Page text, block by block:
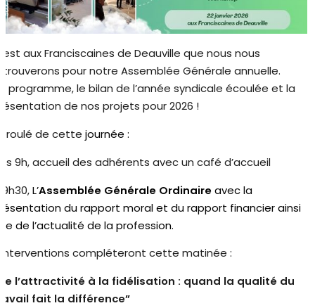
aux Franciscaines de Deauville que nous nous
pour notre Assemblée Générale annuelle.
programme, le bilan de l’année syndicale écoulée et la
de nos projets pour 2026 !
de cette journée :
9h, accueil des adhérents avec un café d’accueil
9h30,L’Assemblée Générale Ordinaire avec la
du rapport moral et du rapport financier ainsi
de l’actualité de la profession.
interventions compléteront cette matinée :
l’attractivité à la fidélisation : quand la qualité du
fait la différence”